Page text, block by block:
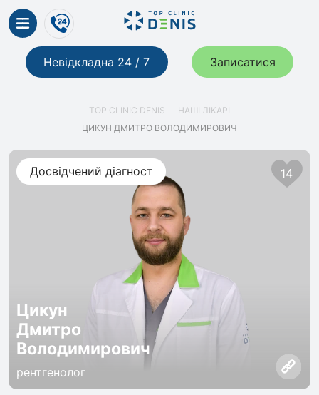
Невідкладна 24 / 7 Записатися
TOP CLINIC DENIS
НАШІ ЛІКАРІ
ЦИКУН ДМИТРО ВОЛОДИМИРОВИЧ
Досвідчений діагност
Цикун
Дмитро
Володимирович
рентгенолог
14